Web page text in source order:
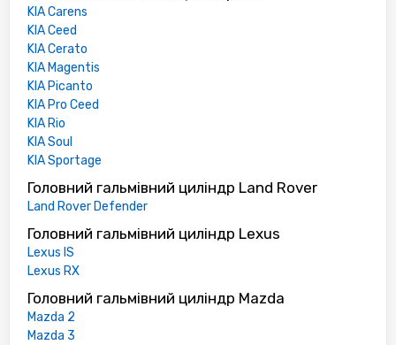
KIA Carens
KIA Ceed
KIA Cerato
KIA Magentis
KIA Picanto
KIA Pro Ceed
KIA Rio
KIA Soul
KIA Sportage
Головний гальмівний циліндр Land Rover
Land Rover Defender
Головний гальмівний циліндр Lexus
Lexus IS
Lexus RX
Головний гальмівний циліндр Mazda
Mazda 2
Mazda 3